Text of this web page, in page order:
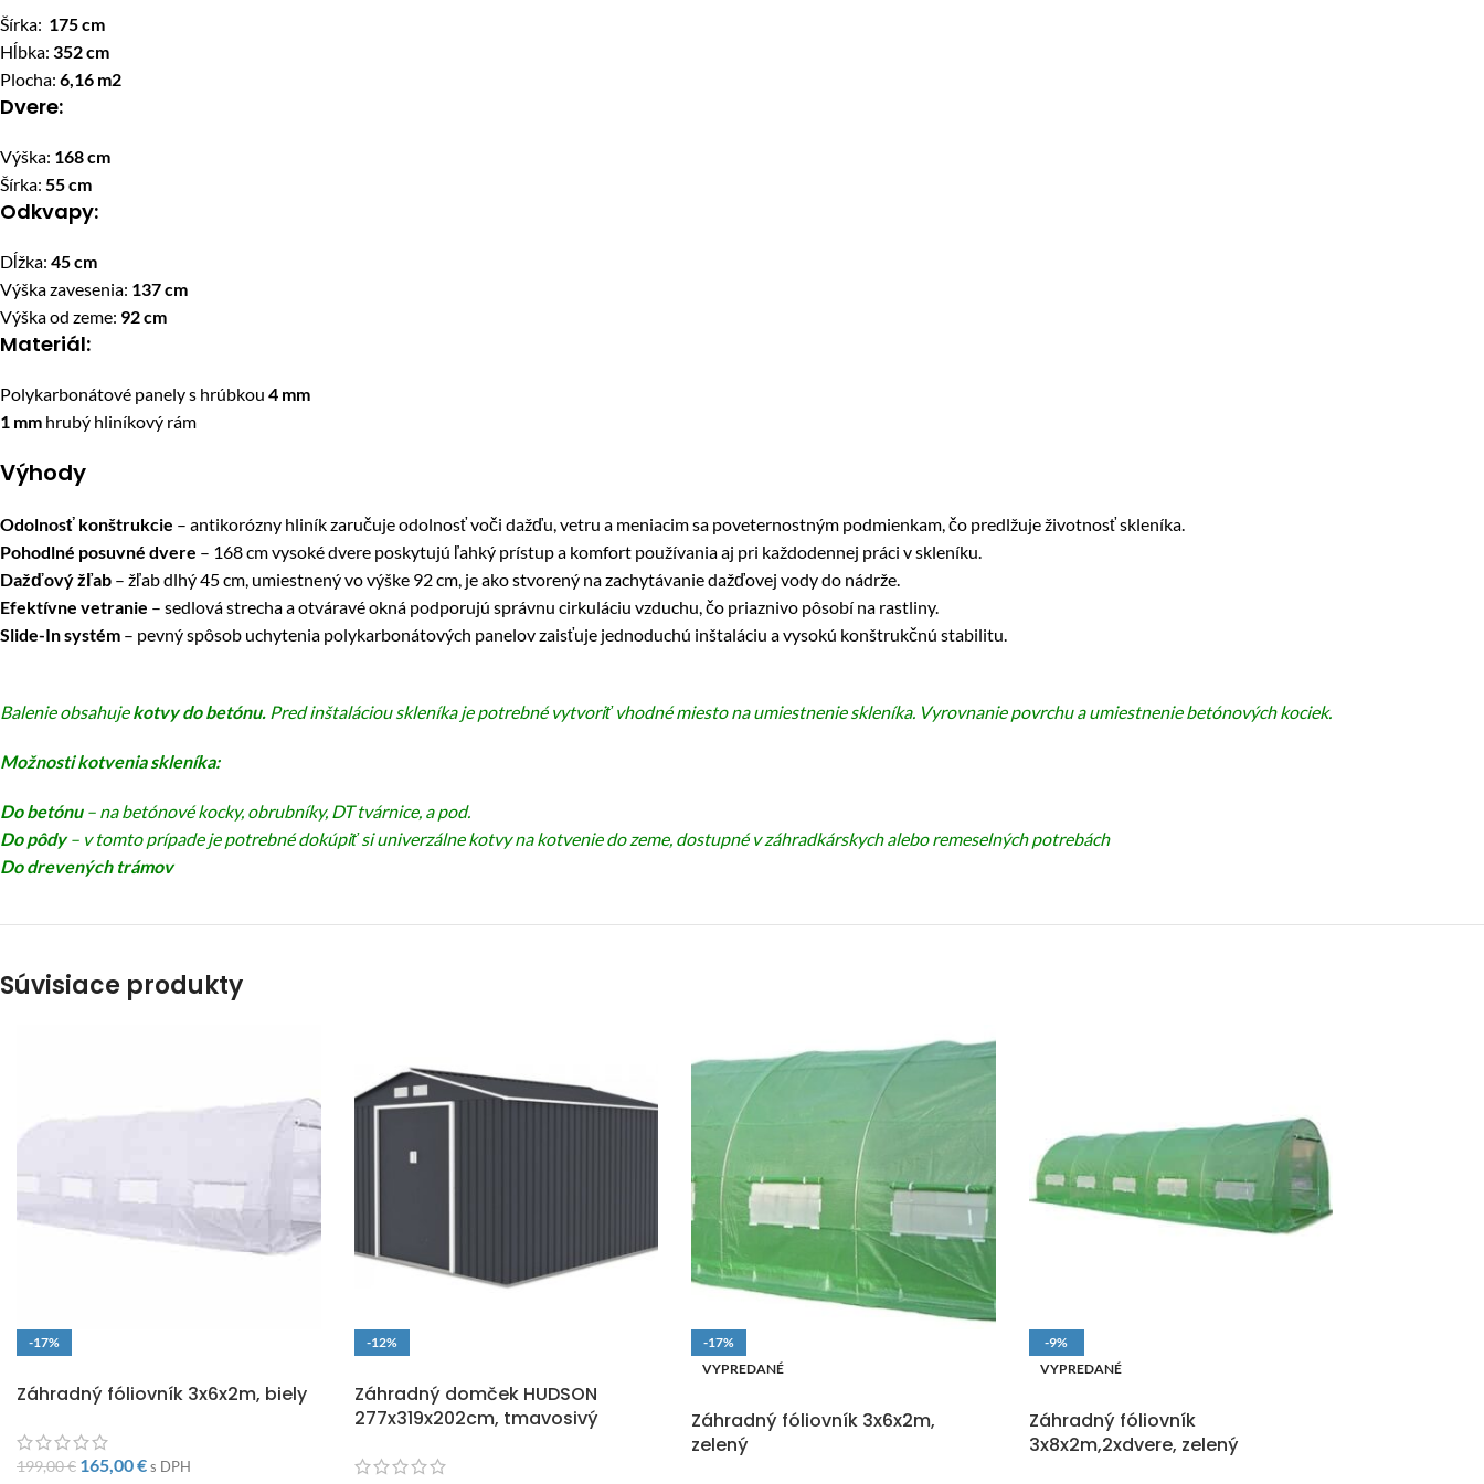
Šírka: 175 cm
Hĺbka: 352 cm
Plocha: 6,16 m2
Dvere:
Výška: 168 cm
Šírka: 55 cm
Odkvapy:
Dĺžka: 45 cm
Výška zavesenia: 137 cm
Výška od zeme: 92 cm
Materiál:
Polykarbonátové panely s hrúbkou 4 mm
1 mm hrubý hliníkový rám
Výhody
Odolnosť konštrukcie – antikorózny hliník zaručuje odolnosť voči dažďu, vetru a meniacim sa poveternostným podmienkam, čo predlžuje životnosť skleníka.
Pohodlné posuvné dvere – 168 cm vysoké dvere poskytujú ľahký prístup a komfort používania aj pri každodennej práci v skleníku.
Dažďový žľab – žľab dlhý 45 cm, umiestnený vo výške 92 cm, je ako stvorený na zachytávanie dažďovej vody do nádrže.
Efektívne vetranie – sedlová strecha a otváravé okná podporujú správnu cirkuláciu vzduchu, čo priaznivo pôsobí na rastliny.
Slide-In systém – pevný spôsob uchytenia polykarbonátových panelov zaisťuje jednoduchú inštaláciu a vysokú konštrukčnú stabilitu.
Balenie obsahujekotvy do betónu. Pred inštaláciou skleníka je potrebné vytvoriť vhodné miesto na umiestnenie skleníka. Vyrovnanie povrchu a umiestnenie betónových kociek.
Možnosti kotvenia skleníka:
Do betónu– na betónové kocky, obrubníky, DT tvárnice, a pod.
Do pôdy– v tomto prípade je potrebné dokúpiť si univerzálne kotvy na kotvenie do zeme, dostupné v záhradkárskych alebo remeselných potrebách
Do drevených trámov
Súvisiace produkty
-17%
Záhradný fóliovník 3x6x2m, biely
199,00€ 165,00€s DPH
-12%
Záhradný domček HUDSON
277x319x202cm, tmavosivý
-17%
VYPREDANÉ
Záhradný fóliovník 3x6x2m,
zelený
-9%
VYPREDANÉ
Záhradný fóliovník
3x8x2m,2xdvere, zelený